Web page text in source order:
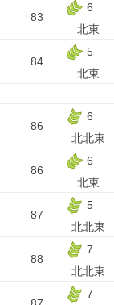
83
6
北東
84
5
北東
86
6
北北東
86
6
北東
87
5
北北東
88
7
北北東
7